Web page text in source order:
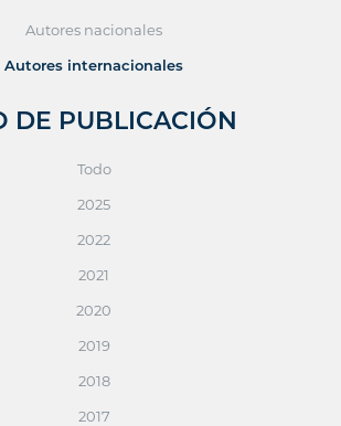
Autores nacionales
Autores internacionales
DE PUBLICACIÓN
Todo
2025
2022
2021
2020
2019
2018
2017